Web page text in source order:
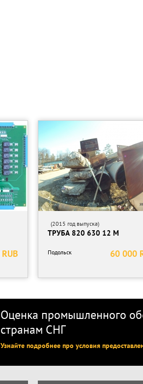
(2015 год выпуска)
ТРУБА 820 630 12 М
60 000
Подольск
Оценка промышленного
странам СНГ
Узнайте подробнее про условия